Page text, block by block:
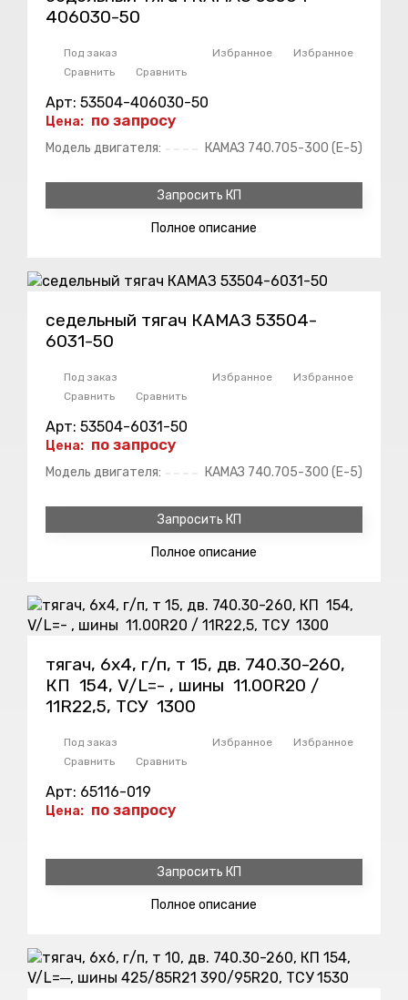
406030-50
Под заказ Избранное
Избранное
Сравнить
Сравнить
Арт: 53504-406030-50
Цена: по запросу
Модель двигателя: КАМАЗ 740.705-300 (Е-5)
Запросить КП
Полное описание
седельный тягач КАМАЗ 53504-
6031-50
Под заказ Избранное
Избранное
Сравнить
Сравнить
Арт: 53504-6031-50
Цена: по запросу
Модель двигателя: КАМАЗ 740.705-300 (Е-5)
Запросить КП
Полное описание
тягач, 6х4, г/п, т 15, дв. 740.30-260,
КП 154, V/L=- , шины 11.00R20 /
11R22,5, ТСУ 1300
Под заказ Избранное
Избранное
Сравнить
Сравнить
Арт: 65116-019
Цена: по запросу
Запросить КП
Полное описание